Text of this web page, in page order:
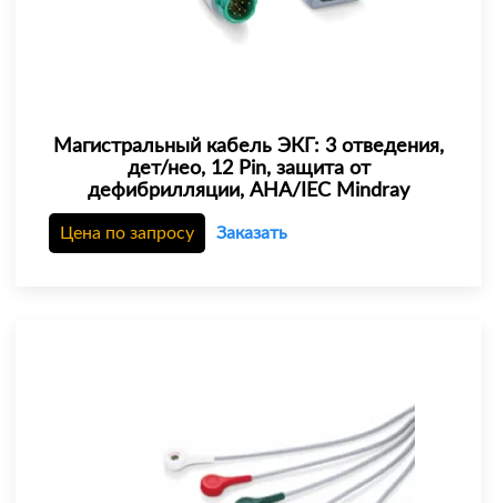
Магистральный кабель ЭКГ: 3 отведения,
дет/нео, 12 Pin, защита от
дефибрилляции, AHA/IEC Mindray
Цена по запросу Заказать